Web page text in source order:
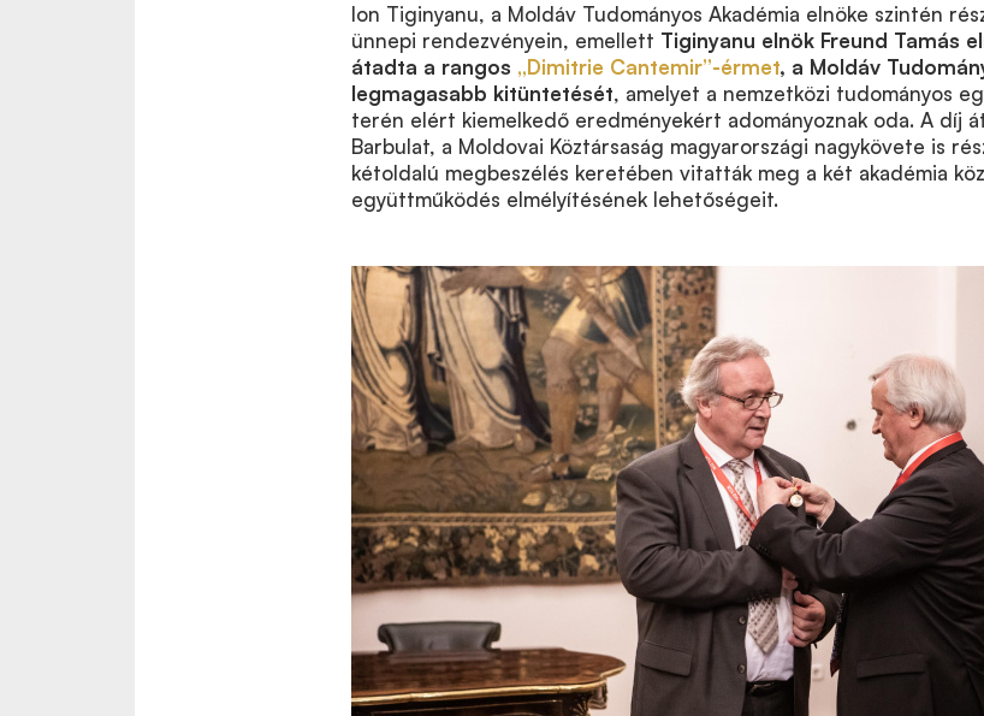
Ion Tiginyanu, a Moldáv Tudományos Akadémia elnöke szintén
ünnepi rendezvényein, emellett Tiginyanu elnök Freund Tamás
átadta a rangos „Dimitrie Cantemir”-érmet, a Moldáv
legmagasabb kitüntetését, amelyet a nemzetközi tudományos
terén elért kiemelkedő eredményekért adományoznak oda. A díj
Barbulat, a Moldovai Köztársaság magyarországi nagykövete is
kétoldalú megbeszélés keretében vitatták meg a két akadémia
együttműködés elmélyítésének lehetőségeit.